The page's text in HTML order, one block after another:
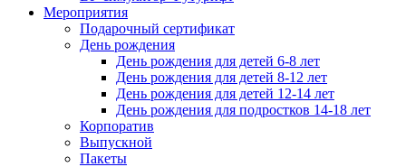
Мероприятия
Подарочный сертификат
День рождения
День рождения для детей 6-8 лет
День рождения для детей 8-12 лет
День рождения для детей 12-14 лет
День рождения для подростков 14-18 лет
Корпоратив
Выпускной
Пакеты